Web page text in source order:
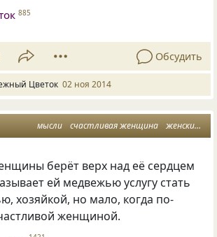
885
Обсудить
Цветок 02 ноя 2014
мысли счастливая женщина женский разум
берёт верх над её сердцем
ей медвежью услугу стать
хозяйкой, но мало, когда по-
женщиной.